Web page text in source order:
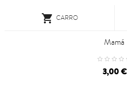
 CARRO
Mamá
3,00 €